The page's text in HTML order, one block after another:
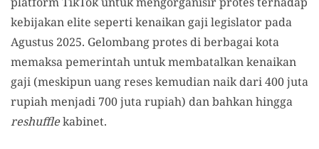
kebijakan elite seperti kenaikan gaji legislator pada
Agustus 2025. Gelombang protes di berbagai kota
memaksa pemerintah untuk membatalkan kenaikan
gaji (meskipun uang reses kemudian naik dari 400 juta
rupiah menjadi 700 juta rupiah) dan bahkan hingga
reshufflekabinet.